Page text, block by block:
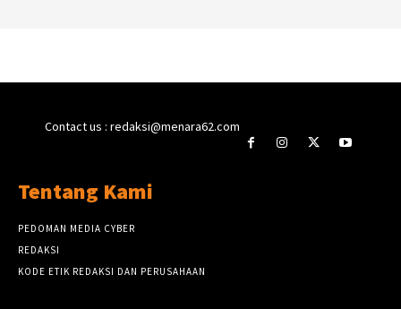
Contact us : redaksi@menara62.com
Tentang Kami
PEDOMAN MEDIA CYBER
REDAKSI
KODE ETIK REDAKSI DAN PERUSAHAAN